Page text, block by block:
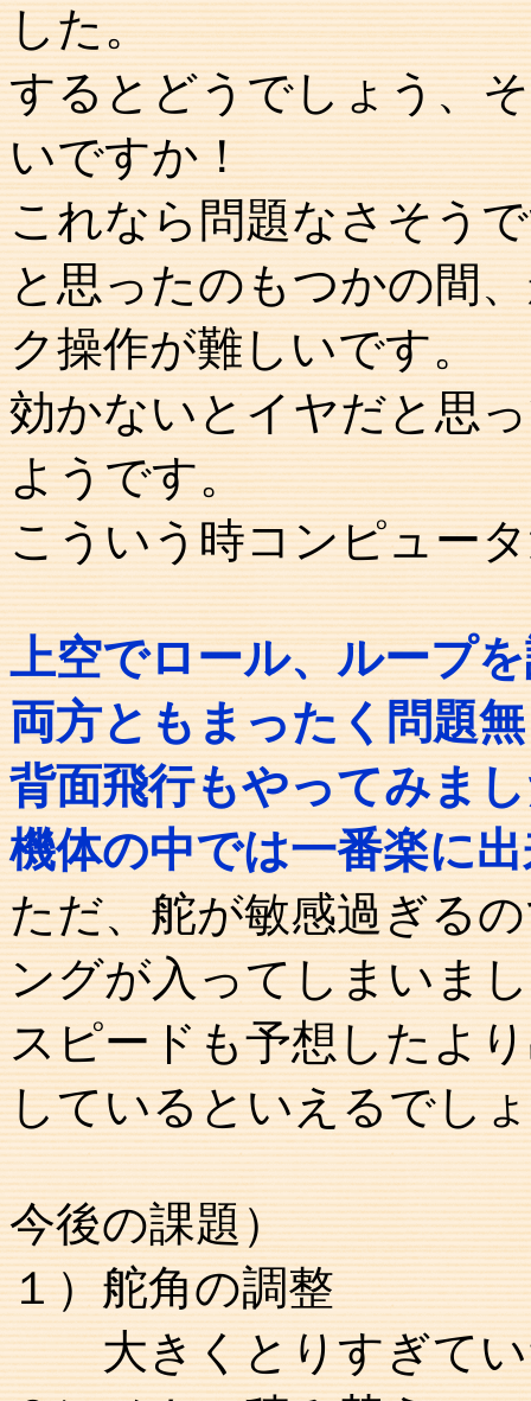
した。
するとどうでしょう、
いですか！
これなら問題なさそう
と思ったのもつかの間
ク操作が難しいです。
効かないとイヤだと思
ようです。
こういう時コンピュー
上空でロール、ループ
両方ともまったく問題
背面飛行もやってみま
機体の中では一番楽に
ただ、舵が敏感過ぎる
ングが入ってしまいま
スピードも予想したよ
しているといえるでし
今後の課題）
１）舵角の調整
大きくとりすぎてい